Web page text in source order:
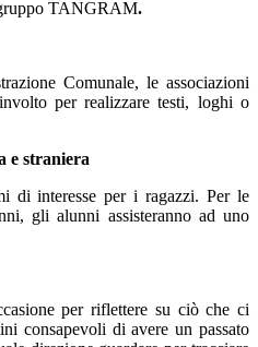
TANGRAM.
Comunale, le associazioni
per realizzare testi, loghi o
e straniera
di interesse per i ragazzi. Per le
gli alunni assisteranno ad uno
per riflettere su ciò che ci
consapevoli di avere un passato